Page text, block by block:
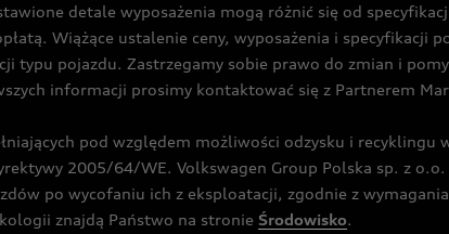
detale wyposażenia mogą różnić się od
Wiążące ustalenie ceny, wyposażenia i specyfikacji
pojazdu. Zastrzegamy sobie prawo do zmian i
informacji prosimy kontaktować się z Partnerem
pod względem możliwości odzysku i recyklingu
2005/64/WE. Volkswagen Group Polska sp. z
po wycofaniu ich z eksploatacji, zgodnie z
znajdą Państwo na stronie Środowisko.